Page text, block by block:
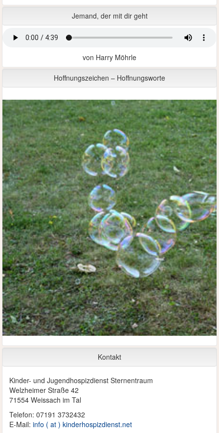
Jemand, der mit dir geht
von Harry Möhrle
Hoffnungszeichen – Hoffnungsworte
Kontakt
Kinder- und Jugendhospizdienst Sternentraum
Welzheimer Straße 42
71554 Weissach im Tal
Telefon: 07191 3732432
E-Mail: info ( at ) kinderhospizdienst.net